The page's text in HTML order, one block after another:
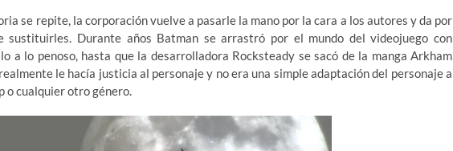
se repite, la corporación vuelve a pasarle la mano por la cara a los autores y da por
sustituirles. Durante años Batman se arrastró por el mundo del videojuego con
a lo penoso, hasta que la desarrolladora Rocksteady se sacó de la manga Arkham
le hacía justicia al personaje y no era una simple adaptación del personaje a
o cualquier otro género.